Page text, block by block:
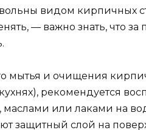
видом кирпичных
— важно знать, что
мытья и очищения
рекомендуется
или лаками на
защитный слой на